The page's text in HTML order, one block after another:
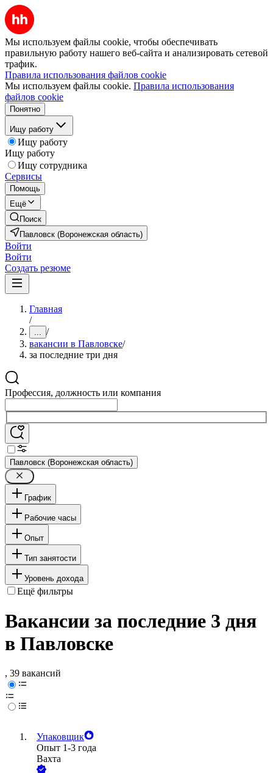
Мы используем файлы cookie, чтобы обеспечивать
правильную работу нашего веб-сайта и анализировать сетевой
трафик.
Правила использования файлов cookie
Мы используем файлы cookie. Правила использования
файлов cookie
Понятно
Ищу работу
Ищу работу
Ищу работу
Ищу сотрудника
Сервисы
Помощь
Ещё
Поиск
Павловск (Воронежская область)
Войти
Войти
Создать резюме
Главная
/
... /
вакансии в Павловске/
за последние три дня
Профессия, должность или компания
Павловск (Воронежская область)
График
Рабочие часы
Опыт
Тип занятости
Уровень дохода
Ещё фильтры
Вакансии за последние 3 дня
в Павловске
, 39 вакансий
Упаковщик
Опыт 1-3 года
Вахта